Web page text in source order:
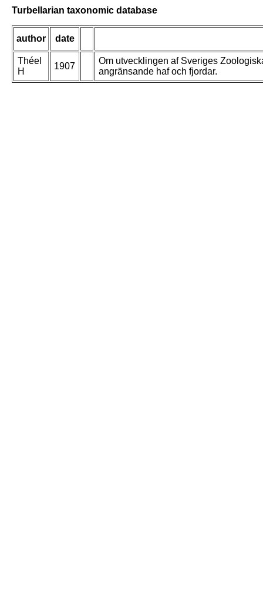
Turbellarian taxonomic database
author date
Théel
H
1907
Om utvecklingen af Sveriges
angränsande haf och fjordar.